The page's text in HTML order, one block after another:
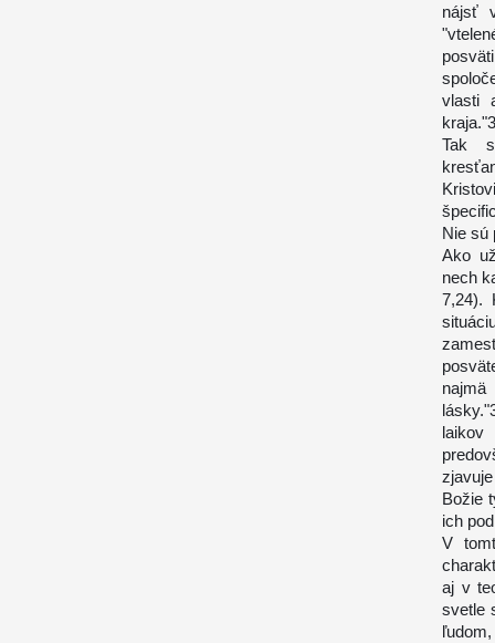
nájsť
vlasti
Tak
Nie sú
Ako
nech
7,24).
laikov
Božie
ich
V
aj v
svetle